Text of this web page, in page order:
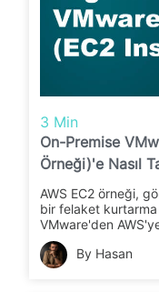
3 Min
On-Premise
Örneği)'e Nasıl
AWS EC2 örneği,
bir felaket
VMware'den
VM'sini EC2
anlatacaktır.
By Hasan